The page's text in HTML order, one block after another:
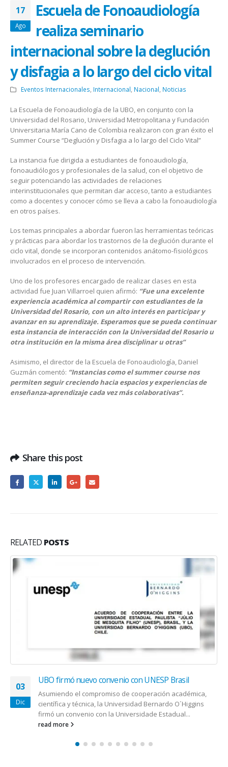
17
Ago
Escuela de Fonoaudiología
realiza seminario
internacional sobre la deglución
y disfagia a lo largo del ciclo vital
Eventos Internacionales, Internacional, Nacional, Noticias
La Escuela de Fonoaudiología de la UBO, en conjunto con la
Universidad del Rosario, Universidad Metropolitana y Fundación
Universitaria María Cano de Colombia realizaron con gran éxito el
Summer Course “Deglución y Disfagia a lo largo del Ciclo Vital”
La instancia fue dirigida a estudiantes de fonoaudiología,
fonoaudiólogos y profesionales de la salud, con el objetivo de
seguir potenciando las actividades de relaciones
interinstitucionales que permitan dar acceso, tanto a estudiantes
como a docentes y conocer cómo se lleva a cabo la fonoaudiología
en otros países.
Los temas principales a abordar fueron las herramientas teóricas
y prácticas para abordar los trastornos de la deglución durante el
ciclo vital, donde se incorporan contenidos anátomo-fisiológicos
involucrados en el proceso de intervención.
Uno de los profesores encargado de realizar clases en esta
actividad fue Juan Villarroel quien afirmó: “Fue una excelente
experiencia académica al compartir con estudiantes de la
Universidad del Rosario, con un alto interés en participar y
avanzar en su aprendizaje. Esperamos que se pueda continuar
esta instancia de interacción con la Universidad del Rosario u
otra institución en la misma área disciplinar u otras”
Asimismo, el director de la Escuela de Fonoaudiología, Daniel
Guzmán comentó: “Instancias como el summer course nos
permiten seguir creciendo hacia espacios y experiencias de
enseñanza-aprendizaje cada vez más colaborativas”.
Share this post
RELATED POSTS
03
Dic
UBO firmó nuevo convenio con UNESP Brasil
Asumiendo el compromiso de cooperación académica,
científica y técnica, la Universidad Bernardo O´Higgins
firmó un convenio con la Universidade Estadual...
read more